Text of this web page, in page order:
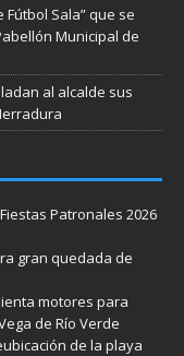
Sala” que se
Municipal de
al alcalde sus
Patronales 2026
gran quedada de
motores para
de Río Verde
de la playa